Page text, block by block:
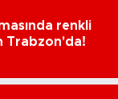
renkli
Trabzon'da!